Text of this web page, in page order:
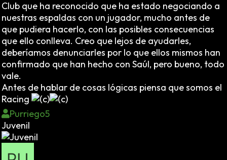
Club que ha reconocido que ha estado negociando a
nuestras espaldas con un jugador, mucho antes de
que pudiera hacerlo, con las posibles consecuencias
que ello conlleva. Creo que lejos de ayudarles,
deberíamos denunciarles por lo que ellos mismos han
confirmado que han hecho con Saúl, pero bueno, todo
vale.
Antes de hablar de cosas lógicas piensa que somos el
Racing
Purriego5
Juvenil